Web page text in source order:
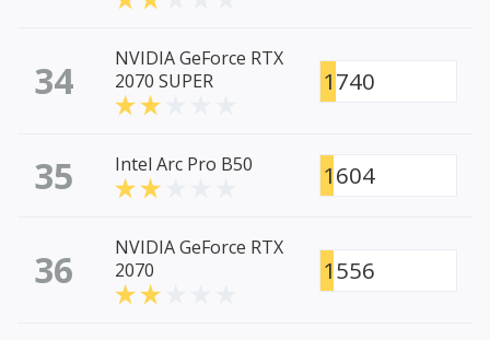
34
NVIDIA GeForce RTX
2070 SUPER
1740
35 Intel Arc Pro B50 1604
36
NVIDIA GeForce RTX
2070
1556